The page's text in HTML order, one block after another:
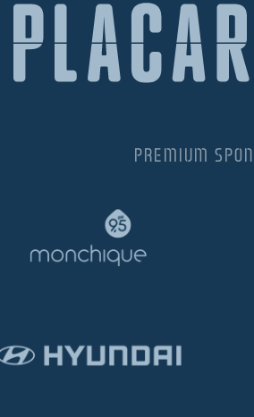
PREMIUM